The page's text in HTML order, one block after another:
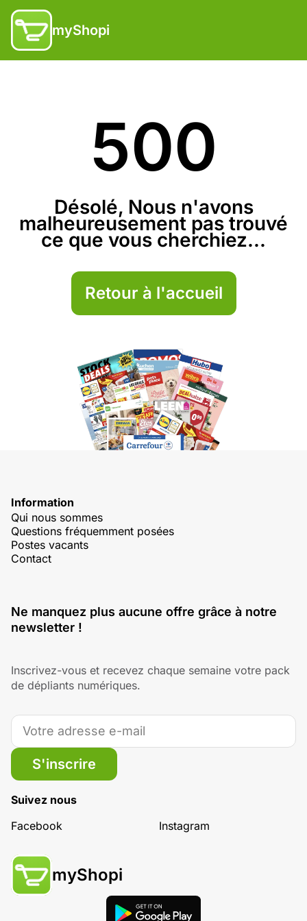
myShopi
500
Désolé, Nous n'avons
malheureusement pas trouvé
ce que vous cherchiez...
Retour à l'accueil
Information
Qui nous sommes
Questions fréquemment posées
Postes vacants
Contact
Ne manquez plus aucune offre grâce à notre
newsletter !
Inscrivez-vous et recevez chaque semaine votre pack
de dépliants numériques.
S'inscrire
Suivez nous
Facebook
Instagram
myShopi